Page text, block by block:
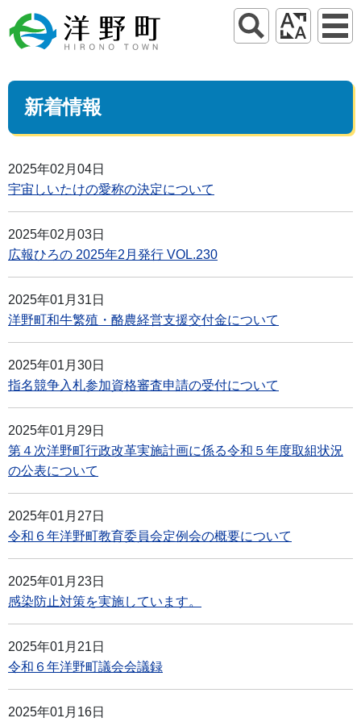
新着情報
2025年02月04日
宇宙しいたけの愛称の決定について
2025年02月03日
広報ひろの 2025年2月発行 VOL.230
2025年01月31日
洋野町和牛繁殖・酪農経営支援交付金について
2025年01月30日
指名競争入札参加資格審査申請の受付について
2025年01月29日
第４次洋野町行政改革実施計画に係る令和５年度取組状況
の公表について
2025年01月27日
令和６年洋野町教育委員会定例会の概要について
2025年01月23日
感染防止対策を実施しています。
2025年01月21日
令和６年洋野町議会会議録
2025年01月16日